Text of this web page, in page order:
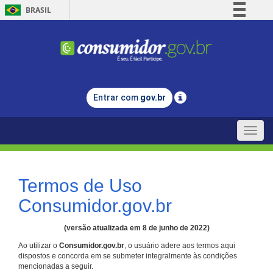
BRASIL
Comunica BR
Legislação
Entrar com gov.br
Toggle
Termos de Uso
Consumidor.gov.br
(versão atualizada em 8 de junho de 2022)
Ao utilizar o Consumidor.gov.br, o usuário adere aos termos aqui
dispostos e concorda em se submeter integralmente às condições
mencionadas a seguir.